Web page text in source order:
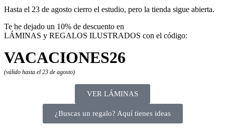
Hasta el 23 de agosto cierro el estudio, pero la tienda sigue abierta.
Te he dejado un 10% de descuento en
LÁMINAS y REGALOS ILUSTRADOS con el código:
VACACIONES26
(válido hasta el 23 de agosto)
VER LÁMINAS
¿Buscas un regalo? Aquí tienes ideas